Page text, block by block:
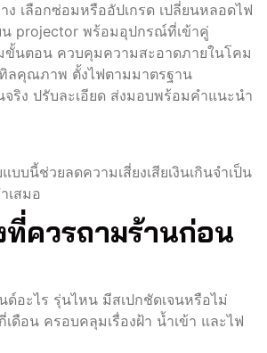
ง เลือกซ่อมหรืออัปเกรด เปลี่ยนหลอดไฟ
น projector พร้อมอุปกรณ์ที่เข้าคู่
ขั้นตอน ควบคุมความสะอาดภายในโคม
ลคุณภาพ ตั้งไฟตามมาตรฐาน
ริง ปรับละเอียด ส่งมอบพร้อมคำแนะนำ
บบนี้ช่วยลดความเสี่ยงเสียเงินเกินจำเป็น
เสมอ
ที่ควรถามร้านก่อน
ด์อะไร รุ่นไหน มีสเปกชัดเจนหรือไม่
เดือน ครอบคลุมเรื่องฝ้า น้ำเข้า และไฟ